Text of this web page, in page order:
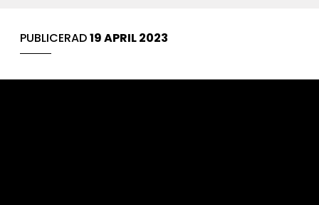
PUBLICERAD19 APRIL 2023